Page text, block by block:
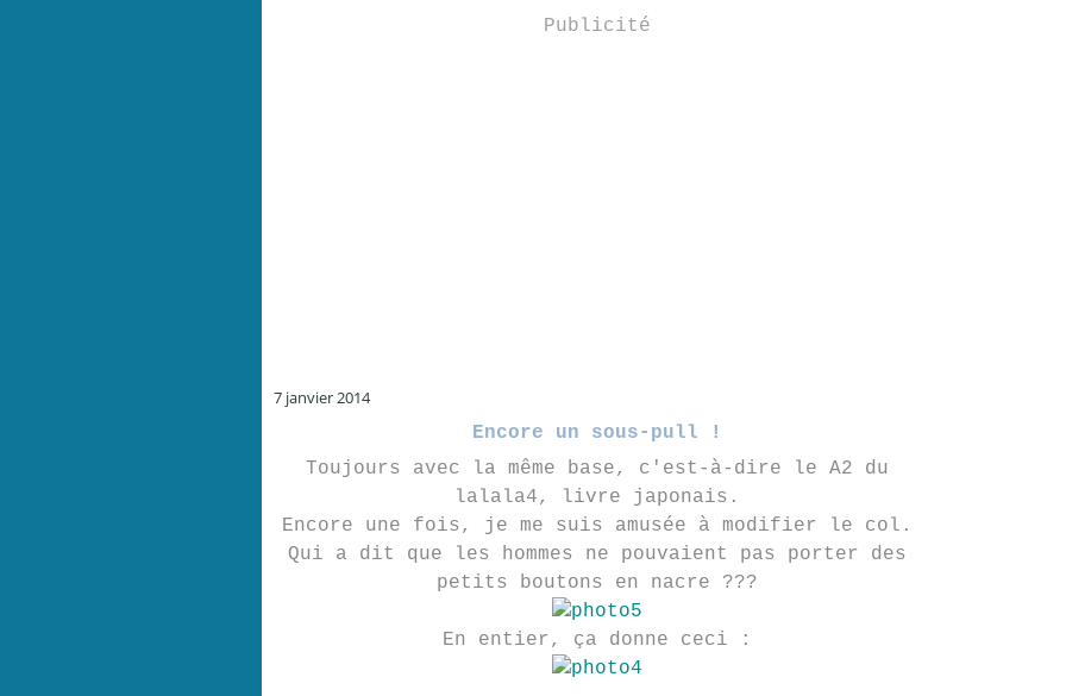
Publicité
7 janvier 2014
Encore un sous-pull !
Toujours avec la même base, c'est-à-dire le A2 du
lalala4, livre japonais.
Encore une fois, je me suis amusée à modifier le col.
Qui a dit que les hommes ne pouvaient pas porter des
petits boutons en nacre ???
En entier, ça donne ceci :